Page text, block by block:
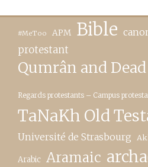
#MeToo APM Bible
protestant
Qumrân and
Regards protestants – Campus
TaNaKh Old
Université de Strasbourg
Arabic Aramaic